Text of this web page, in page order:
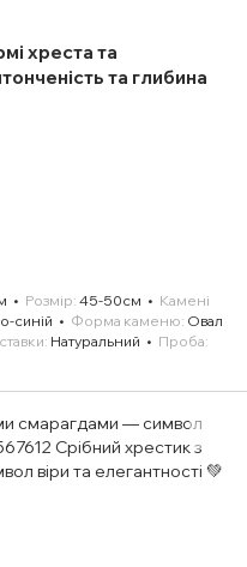
хреста та
та глибина
Розмір 45-50см
Камені
синій Форма каменю Овал
Натуральний
Проба